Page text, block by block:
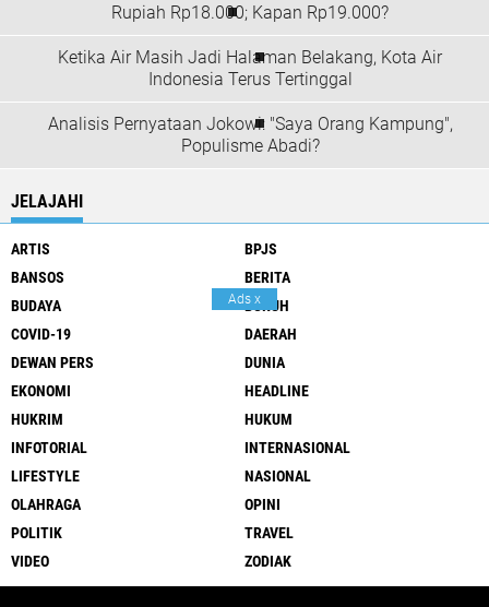
Rupiah Rp18.000; Kapan Rp19.000?
Ketika Air Masih Jadi Halaman Belakang, Kota Air
Indonesia Terus Tertinggal
Analisis Pernyataan Jokowi: "Saya Orang Kampung",
Populisme Abadi?
JELAJAHI
ARTIS
BPJS
BANSOS
BERITA
BUDAYA
BURUH
COVID-19
DAERAH
DEWAN PERS
DUNIA
EKONOMI
HEADLINE
HUKRIM
HUKUM
INFOTORIAL
INTERNASIONAL
LIFESTYLE
NASIONAL
OLAHRAGA
OPINI
POLITIK
TRAVEL
VIDEO
ZODIAK
Ads x